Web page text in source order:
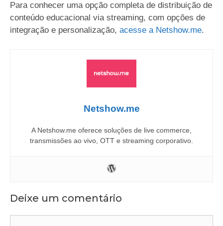
Para conhecer uma opção completa de distribuição de
conteúdo educacional via streaming, com opções de
integração e personalização, acesse a Netshow.me.
Netshow.me
A Netshow.me oferece soluções de live commerce,
transmissões ao vivo, OTT e streaming corporativo.
Deixe um comentário